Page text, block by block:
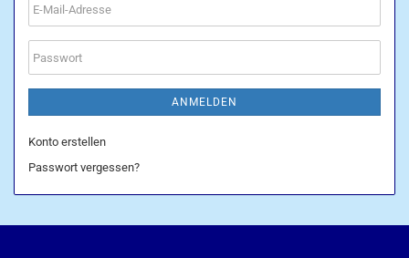
E-
Mail-
Adresse
Passwort
ANMELDEN
Konto erstellen
Passwort vergessen?